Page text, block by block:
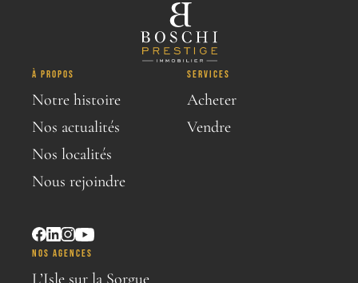
À PROPOS
Notre histoire
Nos actualités
Nos localités
Nous rejoindre
SERVICES
Acheter
Vendre
NOS AGENCES
L’Isle sur la Sorgue